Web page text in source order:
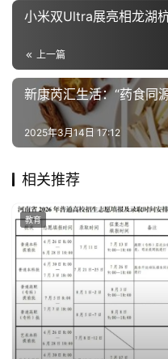
小米双Ultra展亮相龙湖
上一篇
新康芮汇生活：“药食同
2025年3月14日 17:12
相关推荐
教育